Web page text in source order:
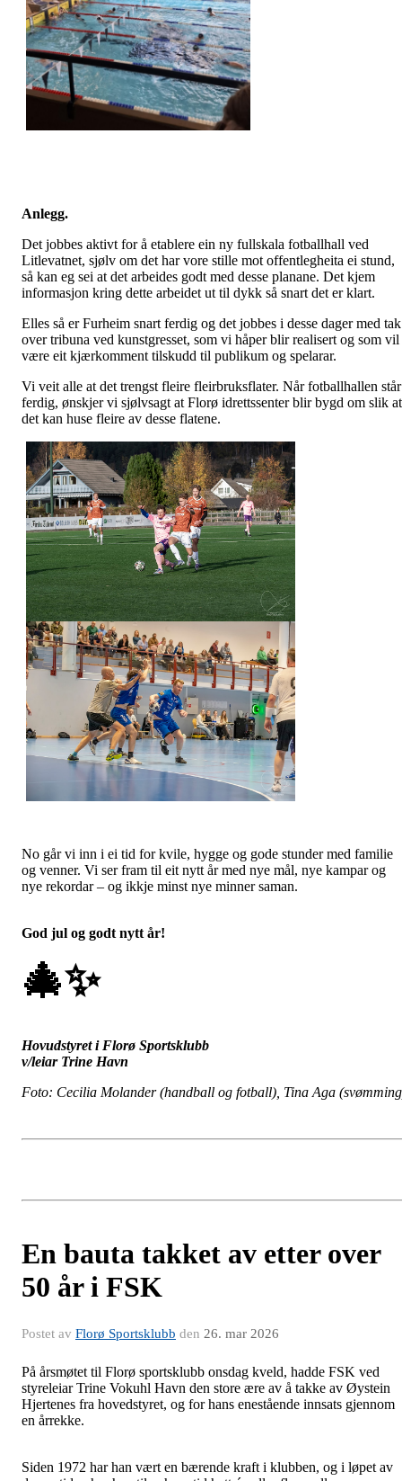
Anlegg.
Det jobbes aktivt for å etablere ein ny fullskala fotballhall ved
Litlevatnet, sjølv om det har vore stille mot offentlegheita ei stund,
så kan eg sei at det arbeides godt med desse planane. Det kjem
informasjon kring dette arbeidet ut til dykk så snart det er klart.
Elles så er Furheim snart ferdig og det jobbes i desse dager med tak
over tribuna ved kunstgresset, som vi håper blir realisert og som vil
være eit kjærkomment tilskudd til publikum og spelarar.
Vi veit alle at det trengst fleire fleirbruksflater. Når fotballhallen står
ferdig, ønskjer vi sjølvsagt at Florø idrettssenter blir bygd om slik at
det kan huse fleire av desse flatene.
No går vi inn i ei tid for kvile, hygge og gode stunder med familie
og venner. Vi ser fram til eit nytt år med nye mål, nye kampar og
nye rekordar – og ikkje minst nye minner saman.
God jul og godt nytt år!
🎄✨
Hovudstyret i Florø Sportsklubb
v/leiar Trine Havn
Foto: Cecilia Molander (handball og fotball), Tina Aga
En bauta takket av etter over
50 år i FSK
Postet av Florø Sportsklubb den 26. mar 2026
På årsmøtet til Florø sportsklubb onsdag kveld, hadde FSK ved
styreleiar Trine Vokuhl Havn den store ære av å takke av Øystein
Hjertenes fra hovedstyret, og for hans enestående innsats gjennom
en årrekke.
Siden 1972 har han vært en bærende kraft i klubben, og i løpet av